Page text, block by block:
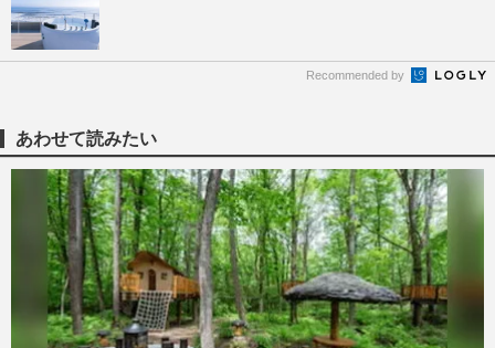
Recommended by
あわせて読みたい